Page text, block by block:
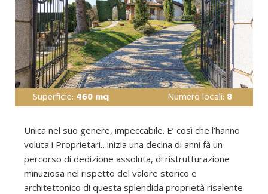
Superficie: 460 mq Numero locali: 8
Unica nel suo genere, impeccabile. E’ così che l’hanno
voluta i Proprietari…inizia una decina di anni fà un
percorso di dedizione assoluta, di ristrutturazione
minuziosa nel rispetto del valore storico e
architettonico di questa splendida proprietà risalente